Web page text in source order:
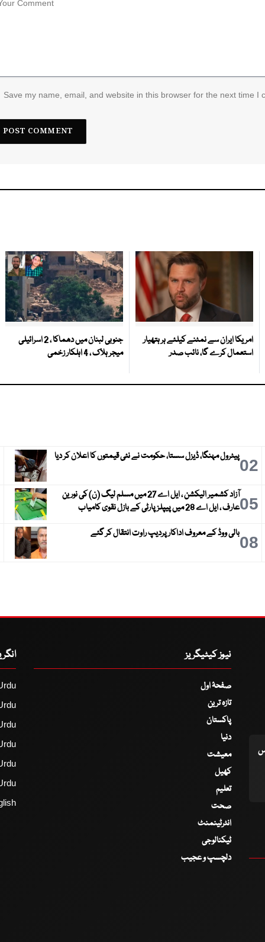
Save my name, email, and website in this browser for the next time I
امریکا ایران سے نمٹنے کیلئے ہر ہتھیار
استعمال کرے گا، نائب صدر
جنوبی لبنان میں دھماکا ، 2 اسرائیلی
میجر ہلاک ، 4 اہلکار زخمی
02پیٹرول مہنگا، ڈیزل سستا، حکومت نے نئی قیمتوں کا اعلان کر دیا
05
آزاد کشمیر الیکشن ، ایل اے 27 میں مسلم لیگ (ن) کی نورین
عارف ، ایل اے 28 میں پیپلز پارٹی کے بازل نقوی کامیاب
08بالی ووڈ کے معروف اداکار پردیپ راوت انتقال کر گئے
نیوز کیٹیگریز
صفحۂ اول
تازہ ترین
پاکستان
دنیا
معیشت
کھیل
تعلیم
صحت
انٹرٹینمنٹ
ٹیکنالوجی
دلچسپ و عجیب